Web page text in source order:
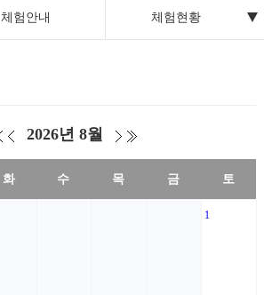
체험안내 체험현황
2026년 8월
화 수 목 금 토
1